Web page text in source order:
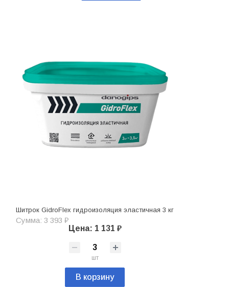
Шитрок GidroFlex гидроизоляция эластичная 3 кг
Сумма: 3 393 ₽
Цена: 1 131 ₽
шт
В корзину